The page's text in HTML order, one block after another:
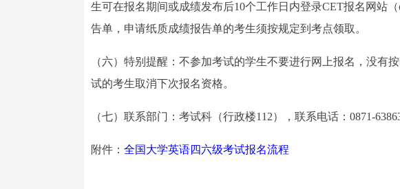
生可在报名期间或成绩发布后10个工作日内登录CET报名网站（
告单，申请纸质成绩报告单的考生须按规定到考点领取。
（六）特别提醒：不参加考试的学生不要进行网上报名，没有
试的考生取消下次报名资格。
（七）联系部门：考试科（行政楼112），联系电话：0871-
附件： 全国大学英语四六级考试报名流程